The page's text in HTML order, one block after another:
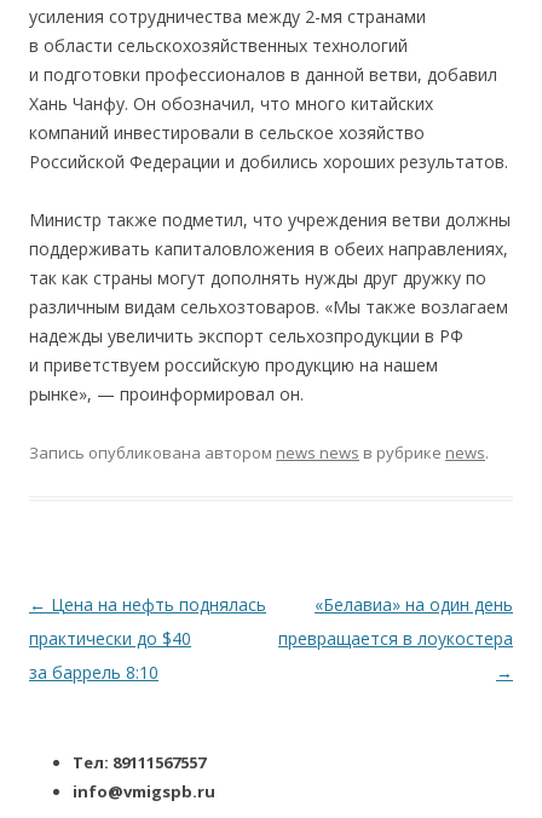
усиления сотрудничества между 2-мя странами
в области сельскохозяйственных технологий
и подготовки профессионалов в данной ветви, добавил
Хань Чанфу. Он обозначил, что много китайских
компаний инвестировали в сельское хозяйство
Российской Федерации и добились хороших результатов.
Министр также подметил, что учреждения ветви должны
поддерживать капиталовложения в обеих направлениях,
так как страны могут дополнять нужды друг дружку по
различным видам сельхозтоваров. «Мы также возлагаем
надежды увеличить экспорт сельхозпродукции в РФ
и приветствуем российскую продукцию на нашем
рынке», — проинформировал он.
Запись опубликована автором news news в рубрике news.
Навигация по записям
← Цена на нефть поднялась
практически до $40
за баррель 8:10
«Белавиа» на один день
превращается в лоукостера
→
Тел: 89111567557
info@vmigspb.ru